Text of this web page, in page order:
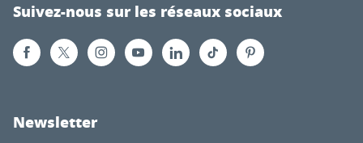
Suivez-nous sur les réseaux sociaux
Newsletter